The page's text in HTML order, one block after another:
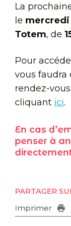
La
le mercredi
Totem, de
Pour
vous
rendez-
cliquant ici.
En cas
penser à
PARTAGER
Imprimer